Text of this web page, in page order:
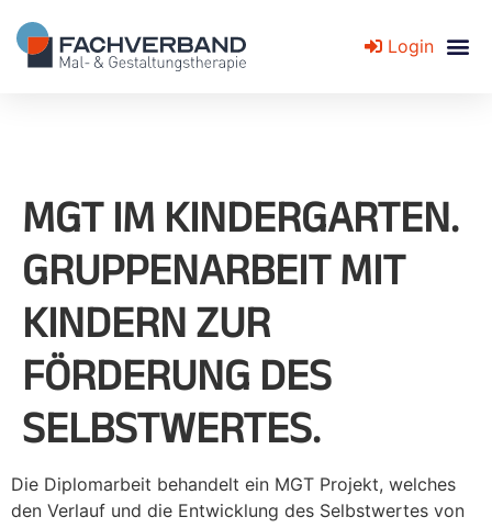
Login
MGT IM KINDERGARTEN.
GRUPPENARBEIT MIT
KINDERN ZUR
FÖRDERUNG DES
SELBSTWERTES.
Die Diplomarbeit behandelt ein MGT Projekt, welches
den Verlauf und die Entwicklung des Selbstwertes von